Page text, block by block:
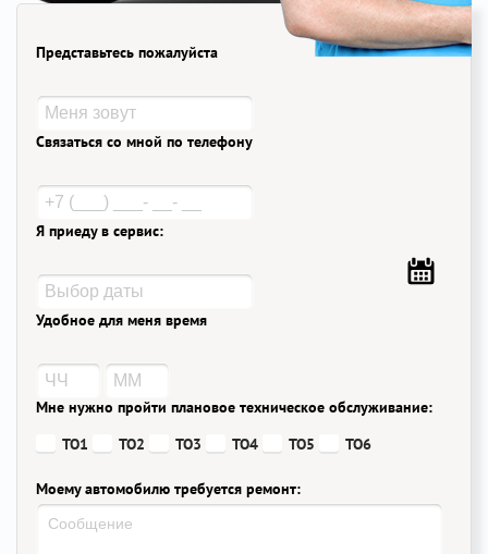
Представьтесь пожалуйста
Связаться со мной по телефону
Я приеду в сервис:
Удобное для меня время
Мне нужно пройти плановое техническое обслуживание:
ТО1
ТО2 ТО3 ТО4 ТО5 ТО6
Моему автомобилю требуется ремонт: